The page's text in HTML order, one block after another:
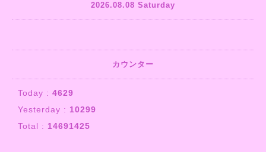
2026.08.08 Saturday
カウンター
Today : 4629
Yesterday : 10299
Total : 14691425